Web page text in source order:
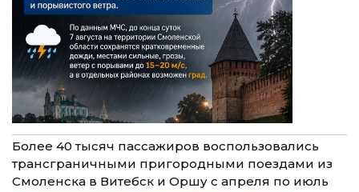
Более 40 тысяч пассажиров воспользовались
трансграничными пригородными поездами из
Смоленска в Витебск и Оршу с апреля по июль